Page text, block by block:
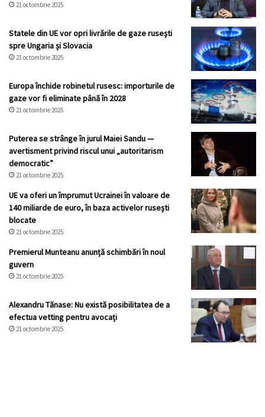
21 octombrie 2025
Statele din UE vor opri livrările de gaze rusești
spre Ungaria și Slovacia
21 octombrie 2025
Europa închide robinetul rusesc: importurile de
gaze vor fi eliminate până în 2028
21 octombrie 2025
Puterea se strânge în jurul Maiei Sandu —
avertisment privind riscul unui „autoritarism
democratic”
21 octombrie 2025
UE va oferi un împrumut Ucrainei în valoare de
140 miliarde de euro, în baza activelor ruseşti
blocate
21 octombrie 2025
Premierul Munteanu anunță schimbări în noul
guvern
21 octombrie 2025
Alexandru Tănase: Nu există posibilitatea de a
efectua vetting pentru avocați
21 octombrie 2025